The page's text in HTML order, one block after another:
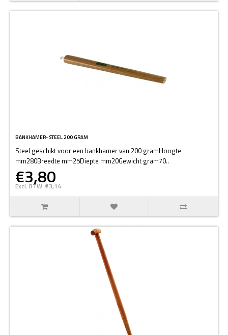
BANKHAMER- STEEL 200 GRAM
Steel geschikt voor een bankhamer van 200 gramHoogte
mm280Breedte mm25Diepte mm20Gewicht gram70..
€3,80
Excl. BTW: €3,14